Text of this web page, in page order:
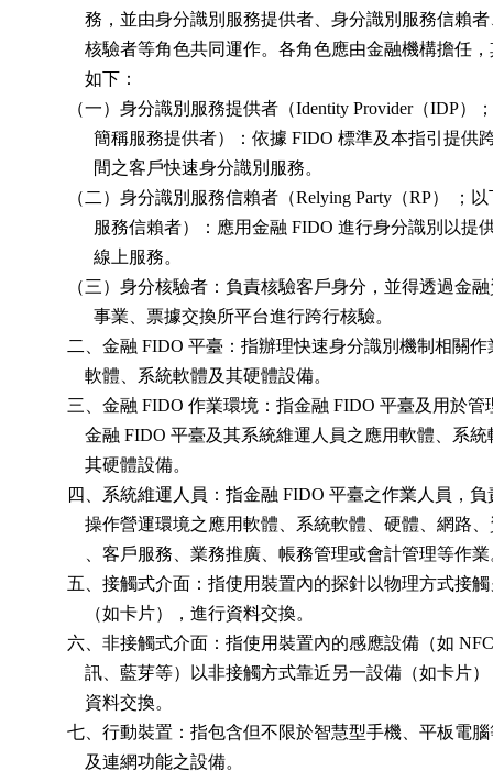
務，並由身分識別服務提供者、身分識別服務信賴
核驗者等角色共同運作。各角色應由金融機構擔任
            如下：
（一）身分識別服務提供者（Identity Provider（IDP）
簡稱服務提供者）：依據 FIDO 標準及本指引提供
              間之客戶快速身分識別服務。
（二）身分識別服務信賴者（Relying Party（RP） ；
服務信賴者）：應用金融 FIDO 進行身分識別以提
              線上服務。
（三）身分核驗者：負責核驗客戶身分，並得透過金
              事業、票據交換所平台進行跨行核驗。
二、金融 FIDO 平臺：指辦理快速身分識別機制相關
            軟體、系統軟體及其硬體設備。
三、金融 FIDO 作業環境：指金融 FIDO 平臺及用於
金融 FIDO 平臺及其系統維運人員之應用軟體、系
            其硬體設備。
四、系統維運人員：指金融 FIDO 平臺之作業人員，
操作營運環境之應用軟體、系統軟體、硬體、網路
、客戶服務、業務推廣、帳務管理或會計管理等作
五、接觸式介面：指使用裝置內的探針以物理方式接
            （如卡片），進行資料交換。
六、非接觸式介面：指使用裝置內的感應設備（如
訊、藍芽等）以非接觸方式靠近另一設備（如卡片
            資料交換。
七、行動裝置：指包含但不限於智慧型手機、平板電
            及連網功能之設備。